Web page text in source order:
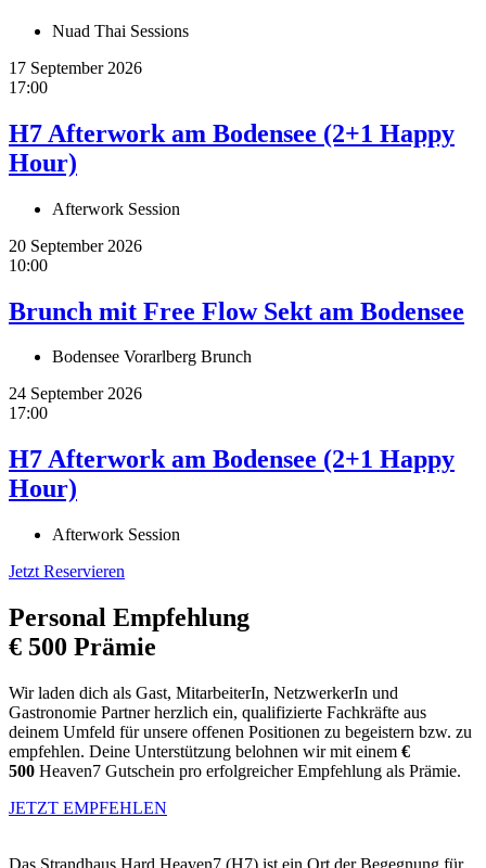
Nuad Thai Sessions
17 September 2026
17:00
H7 Afterwork am Bodensee (2+1 Happy
Hour)
Afterwork Session
20 September 2026
10:00
Brunch mit Free Flow Sekt am Bodensee
Bodensee Vorarlberg Brunch
24 September 2026
17:00
H7 Afterwork am Bodensee (2+1 Happy
Hour)
Afterwork Session
Jetzt Reservieren
Personal Empfehlung
€ 500 Prämie
Wir laden dich als Gast, MitarbeiterIn, NetzwerkerIn und
Gastronomie Partner herzlich ein, qualifizierte Fachkräfte aus
deinem Umfeld für unsere offenen Positionen zu begeistern bzw. zu
empfehlen. Deine Unterstützung belohnen wir mit einem €
500 Heaven7 Gutschein pro erfolgreicher Empfehlung als Prämie.
JETZT EMPFEHLEN
Das Strandhaus Hard Heaven7 (H7) ist ein Ort der Begegnung für